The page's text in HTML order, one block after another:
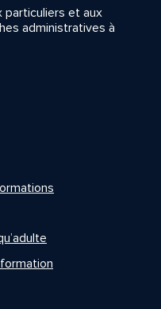
et aux
administratives à